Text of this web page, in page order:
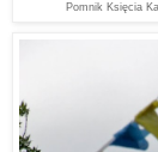
Pomnik Księcia